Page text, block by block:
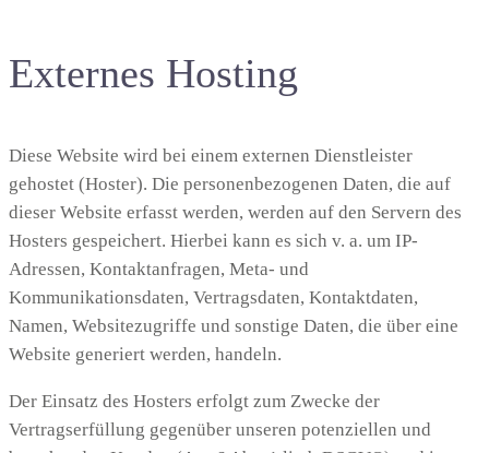
Externes Hosting
Diese Website wird bei einem externen Dienstleister
gehostet (Hoster). Die personenbezogenen Daten, die auf
dieser Website erfasst werden, werden auf den Servern des
Hosters gespeichert. Hierbei kann es sich v. a. um IP-
Adressen, Kontaktanfragen, Meta- und
Kommunikationsdaten, Vertragsdaten, Kontaktdaten,
Namen, Websitezugriffe und sonstige Daten, die über eine
Website generiert werden, handeln.
Der Einsatz des Hosters erfolgt zum Zwecke der
Vertragserfüllung gegenüber unseren potenziellen und